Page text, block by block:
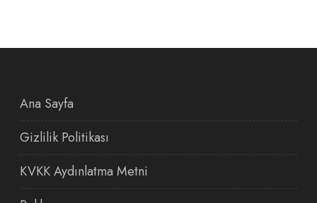
Ana Sayfa
Gizlilik Politikası
KVKK Aydınlatma Metni